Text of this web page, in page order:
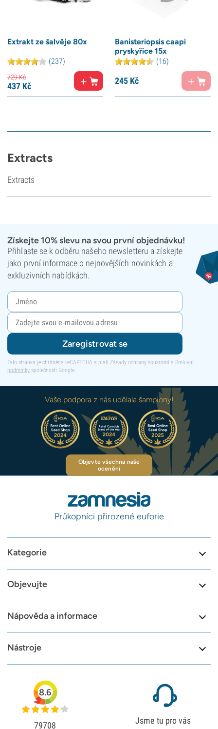
Extrakt ze šalvěje 80x
(237)
729Kč
437 Kč
Banisteriopsis caapi
pryskyřice 15x
(16)
245 Kč
Extracts
Extracts
Získejte 10% slevu na svou první objednávku!
Přihlaste se k odběru našeho newsletteru a získejte
jako první informace o nejnovějších novinkách a
exkluzivních nabídkách.
Zaregistrovat se
Tato stránka je chráněna reCAPTCHA a platí Zásady ochrany soukromí a Smluvní
podmínky společnosti Google.
Vaše podpora z nás udělala šampiony!
Objevte všechna naše
ocenění
Průkopníci přirozené euforie
Kategorie
Objevujte
Nápověda a informace
Nástroje
8.6
79708 Jsme tu pro vás